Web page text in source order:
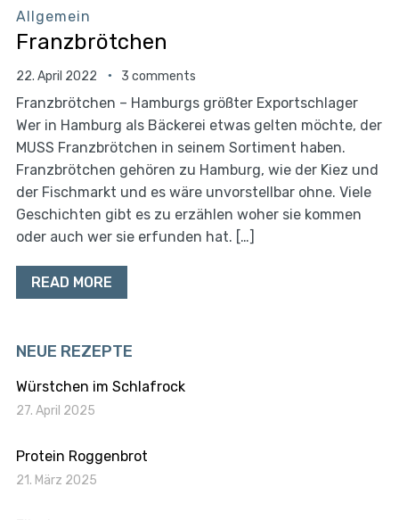
Allgemein
Franzbrötchen
22. April 2022 3 comments
Franzbrötchen – Hamburgs größter Exportschlager
Wer in Hamburg als Bäckerei etwas gelten möchte, der
MUSS Franzbrötchen in seinem Sortiment haben.
Franzbrötchen gehören zu Hamburg, wie der Kiez und
der Fischmarkt und es wäre unvorstellbar ohne. Viele
Geschichten gibt es zu erzählen woher sie kommen
oder auch wer sie erfunden hat. […]
READ MORE
NEUE REZEPTE
Würstchen im Schlafrock
27. April 2025
Protein Roggenbrot
21. März 2025